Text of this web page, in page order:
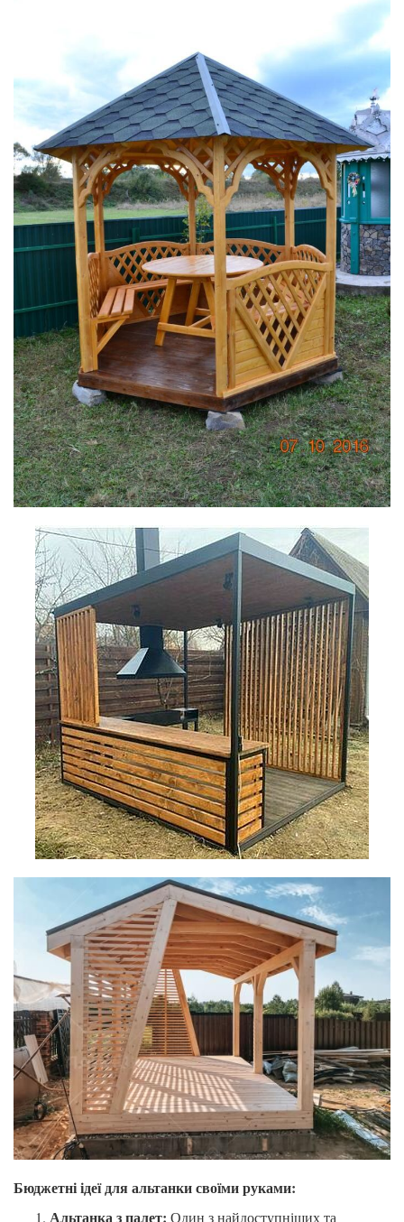
Бюджетні ідеї для альтанки своїми руками:
Альтанка з палет: Один з найдоступніших та